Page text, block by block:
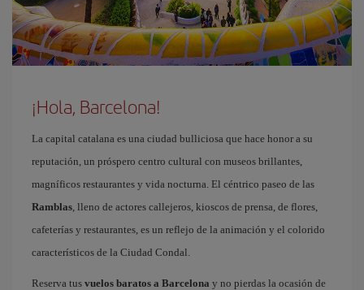
¡Hola, Barcelona!
La capital catalana es una ciudad bulliciosa que hace honor a su
reputación, un próspero centro cultural con museos brillantes,
magníficos restaurantes y vida nocturna. El céntrico paseo de las
Ramblas, lleno de actores callejeros, kioscos de prensa, de flores,
cafeterías y restaurantes, es un reflejo de la animación y el colorido
característicos de la Ciudad Condal.
Reserva tus vuelos baratos a Barcelona y no pierdas la ocasión de